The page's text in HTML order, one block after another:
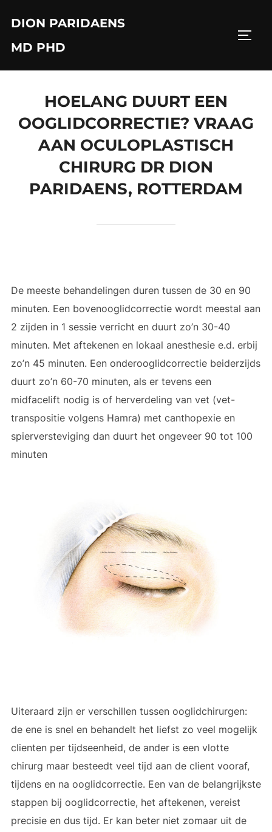
content
DION PARIDAENS
MD PHD
HOELANG DUURT EEN
OOGLIDCORRECTIE? VRAAG
AAN OCULOPLASTISCH
CHIRURG DR DION
PARIDAENS, ROTTERDAM
De meeste behandelingen duren tussen de 30 en 90
minuten. Een bovenooglidcorrectie wordt meestal aan
2 zijden in 1 sessie verricht en duurt zo’n 30-40
minuten. Met aftekenen en lokaal anesthesie e.d. erbij
zo’n 45 minuten. Een onderooglidcorrectie beiderzijds
duurt zo’n 60-70 minuten, als er tevens een
midfacelift nodig is of herverdeling van vet (vet-
transpositie volgens Hamra) met canthopexie en
spierversteviging dan duurt het ongeveer 90 tot 100
minuten
Uiteraard zijn er verschillen tussen ooglidchirurgen:
de ene is snel en behandelt het liefst zo veel mogelijk
clienten per tijdseenheid, de ander is een vlotte
chirurg maar besteedt veel tijd aan de client vooraf,
tijdens en na ooglidcorrectie. Een van de belangrijkste
stappen bij ooglidcorrectie, het aftekenen, vereist
precisie en dus tijd. Er kan beter niet zomaar uit de